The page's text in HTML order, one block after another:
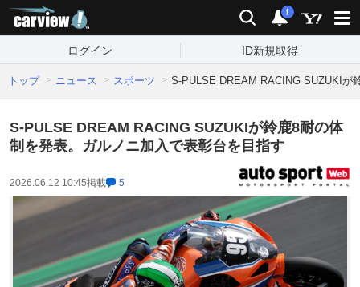
検索 通知
i
ログイン ID新規取得
トップ ニュース スポーツ S-PULSE DREAM RACING SUZUKIが
S-PULSE DREAM RACING SUZUKIが鈴鹿8耐の体
制を発表。ガルノニ加入で表彰台を目指す
2026.06.12 10:45掲載 5